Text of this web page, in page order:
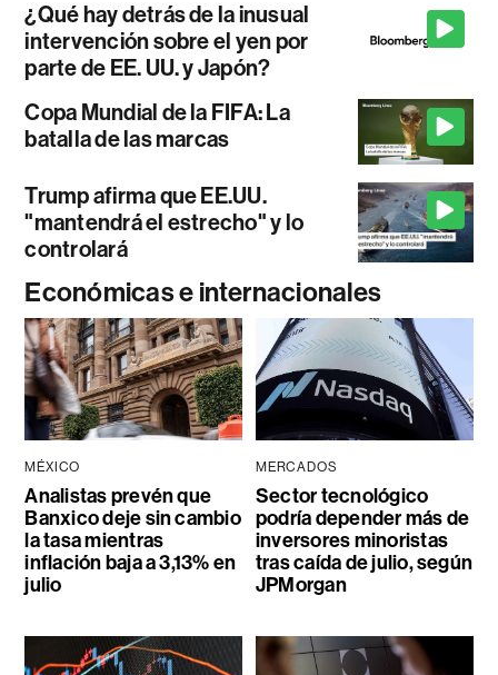
¿Qué hay detrás de la inusual
intervención sobre el yen por
parte de EE. UU. y Japón?
Copa Mundial de la FIFA: La
batalla de las marcas
Trump afirma que EE.UU.
"mantendrá el estrecho" y lo
controlará
Económicas e internacionales
MÉXICO
Analistas prevén que
Banxico deje sin cambio
la tasa mientras
inflación baja a 3,13% en
julio
MERCADOS
Sector tecnológico
podría depender más de
inversores minoristas
tras caída de julio, según
JPMorgan